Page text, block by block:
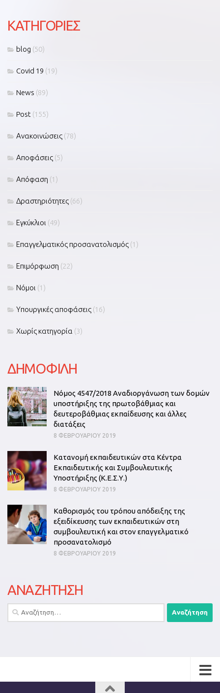
KΑΤΗΓΟΡΊΕΣ
blog (50)
Covid 19 (19)
News (89)
Post (155)
Ανακοινώσεις (78)
Αποφάσεις (5)
Απόφαση (1)
Δραστηριότητες (66)
Εγκύκλιοι (49)
Επαγγελματικός προσανατολισμός (1)
Επιμόρφωση (22)
Νόμοι (1)
Υπουργικές αποφάσεις (16)
Χωρίς κατηγορία (3)
ΔΗΜΟΦΙΛΗ
Νόμος 4547/2018 Αναδιοργάνωση των δομών
υποστήριξης της πρωτοβάθμιας και
δευτεροβάθμιας εκπαίδευσης και άλλες
διατάξεις
8 ΦΕΒΡΟΥΑΡΊΟΥ 2019
Κατανομή εκπαιδευτικών στα Κέντρα
Εκπαιδευτικής και Συμβουλευτικής
Υποστήριξης (Κ.Ε.Σ.Υ.)
8 ΦΕΒΡΟΥΑΡΊΟΥ 2019
Καθορισμός του τρόπου απόδειξης της
εξειδίκευσης των εκπαιδευτικών στη
συμβουλευτική και στον επαγγελματικό
προσανατολισμό
8 ΦΕΒΡΟΥΑΡΊΟΥ 2019
ΑΝΑΖΗΤΗΣΗ
Αναζήτηση